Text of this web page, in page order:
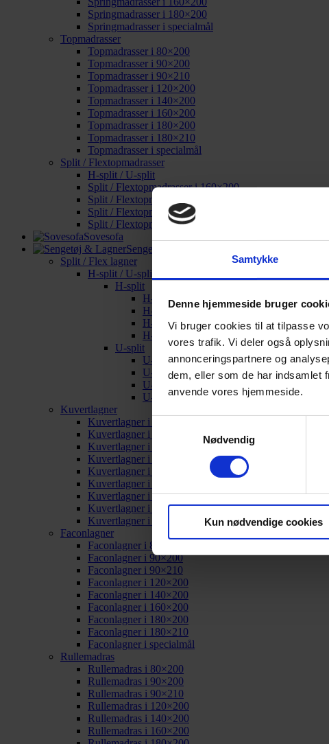
Samtykke
Denne hjemmeside bruger
Vi bruger cookies til at tilpasse
vores trafik. Vi deler også
annonceringspartnere og
dem, eller som de har
anvende vores hjemmeside.
Nødvendig
Kun nødvendige cookies
Springmadrasser i 180×200
Springmadrasser i specialmål
Topmadrasser
Topmadrasser i 80×200
Topmadrasser i 90×200
Topmadrasser i 90×210
Topmadrasser i 120×200
Topmadrasser i 140×200
Topmadrasser i 160×200
Topmadrasser i 180×200
Topmadrasser i 180×210
Topmadrasser i specialmål
Split / Flextopmadrasser
H-split / U-split
Split / Flextopmadrasser i 160×200
Split / Flextopmadrasser i 180×200
Split / Flextopmadrasser i 180×210
Split / Flextopmadrasser i specialmål
Sovesofa
Sengetøj & Lagner
Split / Flex lagner
H-split / U-split
H-split
H-split i 160×200
H-split i 180×200
H-split i 180×210
H-split i specialmål
U-split
U-split i 160×200
U-split i 180×200
U-split i 180×210
U-split i specialmål
Kuvertlagner
Kuvertlagner i 80×200
Kuvertlagner i 90×200
Kuvertlagner i 90×210
Kuvertlagner i 120×200
Kuvertlagner i 140×200
Kuvertlagner i 160×200
Kuvertlagner i 180×200
Kuvertlagner i 180×210
Kuvertlagner i specialmål
Faconlagner
Faconlagner i 80×200
Faconlagner i 90×200
Faconlagner i 90×210
Faconlagner i 120×200
Faconlagner i 140×200
Faconlagner i 160×200
Faconlagner i 180×200
Faconlagner i 180×210
Faconlagner i specialmål
Rullemadras
Rullemadras i 80×200
Rullemadras i 90×200
Rullemadras i 90×210
Rullemadras i 120×200
Rullemadras i 140×200
Rullemadras i 160×200